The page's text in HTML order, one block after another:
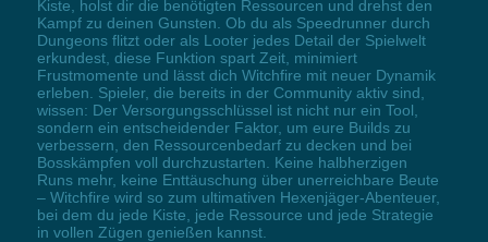
Kiste, holst dir die benötigten Ressourcen und drehst den
Kampf zu deinen Gunsten. Ob du als Speedrunner durch
Dungeons flitzt oder als Looter jedes Detail der Spielwelt
erkundest, diese Funktion spart Zeit, minimiert
Frustmomente und lässt dich Witchfire mit neuer Dynamik
erleben. Spieler, die bereits in der Community aktiv sind,
wissen: Der Versorgungsschlüssel ist nicht nur ein Tool,
sondern ein entscheidender Faktor, um eure Builds zu
verbessern, den Ressourcenbedarf zu decken und bei
Bosskämpfen voll durchzustarten. Keine halbherzigen
Runs mehr, keine Enttäuschung über unerreichbare Beute
– Witchfire wird so zum ultimativen Hexenjäger-Abenteuer,
bei dem du jede Kiste, jede Ressource und jede Strategie
in vollen Zügen genießen kannst.